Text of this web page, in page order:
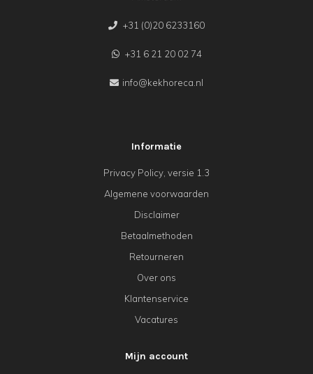
+31 (0)20 6233160
+31 6 21 20 02 74
info@kekhoreca.nl
Informatie
Privacy Policy, versie 1.3
Algemene voorwaarden
Disclaimer
Betaalmethoden
Retourneren
Over ons
Klantenservice
Vacatures
Mijn account